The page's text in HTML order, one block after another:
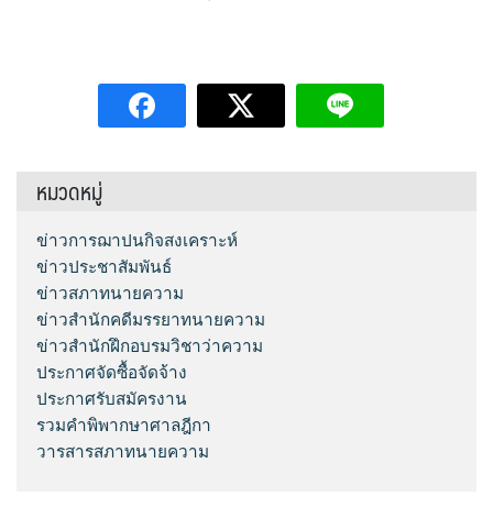
หมวดหมู่
ข่าวการฌาปนกิจสงเคราะห์
ข่าวประชาสัมพันธ์
ข่าวสภาทนายความ
ข่าวสำนักคดีมรรยาทนายความ
ข่าวสำนักฝึกอบรมวิชาว่าความ
ประกาศจัดซื้อจัดจ้าง
ประกาศรับสมัครงาน
รวมคำพิพากษาศาลฎีกา
วารสารสภาทนายความ